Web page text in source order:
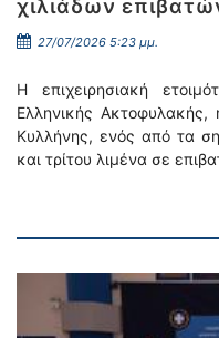
χιλιάδων
27/07/2026 5:23 μμ.
Η επιχειρησιακή
Ελληνικής Ακτοφυλακής,
Κυλλήνης, ενός από τα
και τρίτου λιμένα σε